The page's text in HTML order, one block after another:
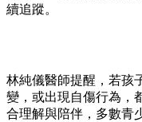
續追蹤。
林純儀醫師提醒，若孩
變，或出現自傷行為，
合理解與陪伴，多數青